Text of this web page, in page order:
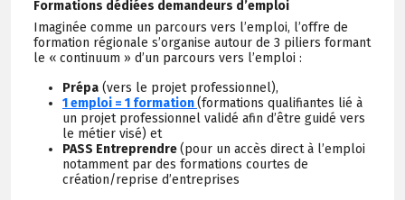
Formations dédiées demandeurs d’emploi
Imaginée comme un parcours vers l’emploi, l’offre de
formation régionale s’organise autour de 3 piliers formant
le « continuum » d’un parcours vers l’emploi :
Prépa (vers le projet professionnel),
1 emploi = 1 formation(formations qualifiantes lié à
un projet professionnel validé afin d’être guidé vers
le métier visé) et
PASS Entreprendre(pour un accès direct à l’emploi
notamment par des formations courtes de
création/reprise d’entreprises